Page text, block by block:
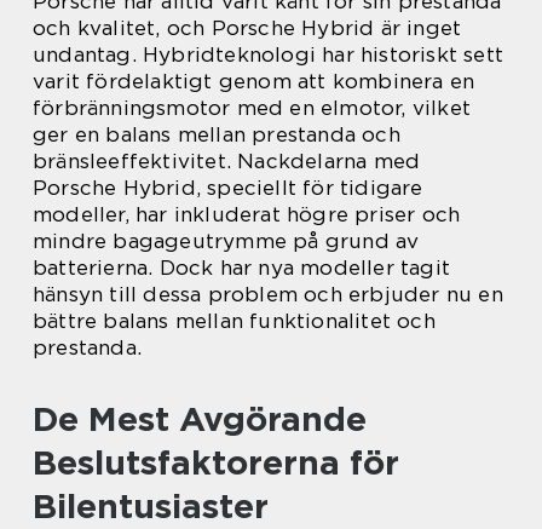
och kvalitet, och Porsche Hybrid är inget
undantag. Hybridteknologi har historiskt sett
varit fördelaktigt genom att kombinera en
förbränningsmotor med en elmotor, vilket
ger en balans mellan prestanda och
bränsleeffektivitet. Nackdelarna med
Porsche Hybrid, speciellt för tidigare
modeller, har inkluderat högre priser och
mindre bagageutrymme på grund av
batterierna. Dock har nya modeller tagit
hänsyn till dessa problem och erbjuder nu en
bättre balans mellan funktionalitet och
prestanda.
De Mest Avgörande
Beslutsfaktorerna för
Bilentusiaster